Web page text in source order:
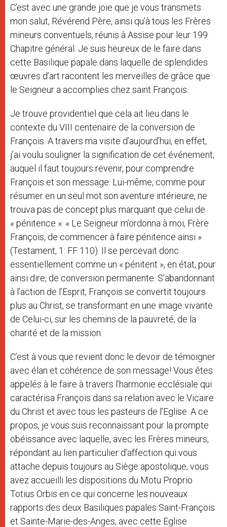
C’est avec une grande joie que je vous transmets
mon salut, Révérend Père, ainsi qu’à tous les Frères
mineurs conventuels, réunis à Assise pour leur 199
Chapitre général. Je suis heureux de le faire dans
cette Basilique papale dans laquelle de splendides
œuvres d’art racontent les merveilles de grâce que
le Seigneur a accomplies chez saint François.
Je trouve providentiel que cela ait lieu dans le
contexte du VIII centenaire de la conversion de
François. A travers ma visite d’aujourd’hui, en effet,
j’ai voulu souligner la signification de cet événement,
auquel il faut toujours revenir, pour comprendre
François et son message. Lui-même, comme pour
résumer en un seul mot son aventure intérieure, ne
trouva pas de concept plus marquant que celui de
« pénitence »: « Le Seigneur m’ordonna à moi, Frère
François, de commencer à faire pénitence ainsi »
(Testament, 1: FF 110). Il se percevait donc
essentiellement comme un « pénitent », en état, pour
ainsi dire, de conversion permanente. S’abandonnant
à l’action de l’Esprit, François se convertit toujours
plus au Christ, se transformant en une image vivante
de Celui-ci, sur les chemins de la pauvreté, de la
charité et de la mission.
C’est à vous que revient donc le devoir de témoigner
avec élan et cohérence de son message! Vous êtes
appelés à le faire à travers l’harmonie ecclésiale qui
caractérisa François dans sa relation avec le Vicaire
du Christ et avec tous les pasteurs de l’Eglise. A ce
propos, je vous suis reconnaissant pour la prompte
obéissance avec laquelle, avec les Frères mineurs,
répondant au lien particulier d’affection qui vous
attache depuis toujours au Siège apostolique, vous
avez accueilli les dispositions du Motu Proprio
Totius Orbis en ce qui concerne les nouveaux
rapports des deux Basiliques papales Saint-François
et Sainte-Marie-des-Anges, avec cette Eglise